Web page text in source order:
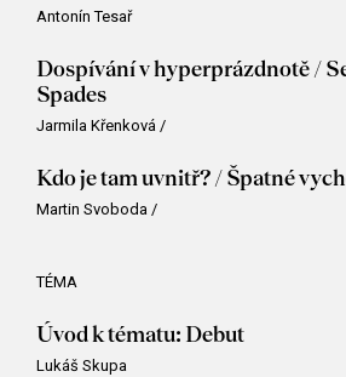
Antonín Tesař
Dospívání v hyperprázdnotě /
Spades
Jarmila Křenková /
Kdo je tam uvnitř? / Špatné
Martin Svoboda /
TÉMA
Úvod k tématu: Debut
Lukáš Skupa